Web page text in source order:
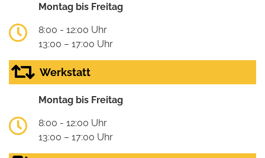
Montag bis Freitag
8:00 - 12:00 Uhr
13:00 – 17:00 Uhr
Werkstatt
Montag bis Freitag
8:00 - 12:00 Uhr
13:00 – 17:00 Uhr